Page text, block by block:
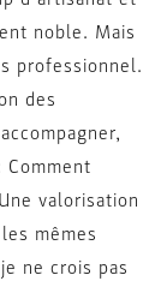
noble. Mais
professionnel.
des
valorisation
mêmes
ne crois pas